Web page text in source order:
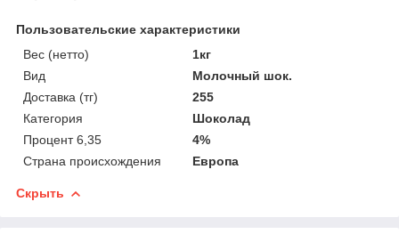
Пользовательские характеристики
Вес (нетто)
1кг
Вид
Молочный шок.
Доставка (тг)
255
Категория
Шоколад
Процент 6,35
4%
Страна происхождения
Европа
Скрыть